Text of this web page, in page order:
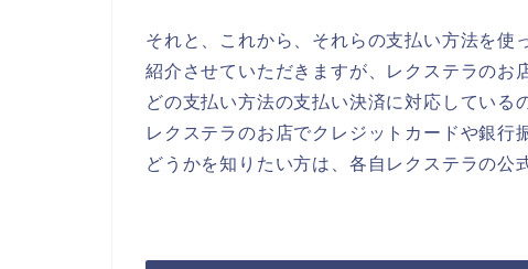
それと、これから、それらの支払い方法を使
紹介させていただきますが、レクステラのお
どの支払い方法の支払い決済に対応している
レクステラのお店でクレジットカードや銀
どうかを知りたい方は、各自レクステラの公